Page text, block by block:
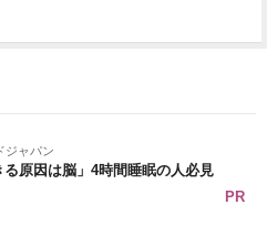
ジャパン
る原因は脳」4時間睡眠の人必見
PR